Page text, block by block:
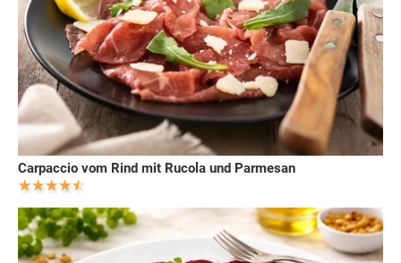
Carpaccio vom Rind mit Rucola und Parmesan